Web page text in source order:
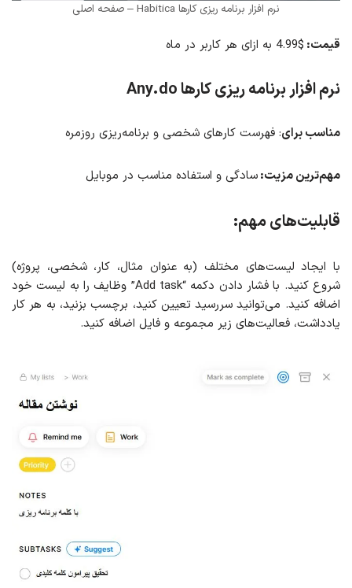
نرم افزار برنامه ریزی کارها Habitica – صفحه اصلی
قیمت: $4.99 به ازای هر کاربر در ماه
نرم افزار برنامه ریزی کارهاAny.do
مناسب برای: فهرست کارهای شخصی و برنامه‌ریزی روزمره
مهم‌ترین مزیت:سادگی و استفاده مناسب در موبایل
قابلیت‌های مهم:
با ایجاد لیست‌های مختلف (به عنوان مثال، کار، شخصی، پروژه)
شروع کنید. با فشار دادن دکمه “Add task” وظایف را به لیست خود
اضافه کنید. می‌توانید سررسید تعیین کنید، برچسب بزنید، به هر کار
یادداشت، فعالیت‌های زیر مجموعه و فایل اضافه کنید.